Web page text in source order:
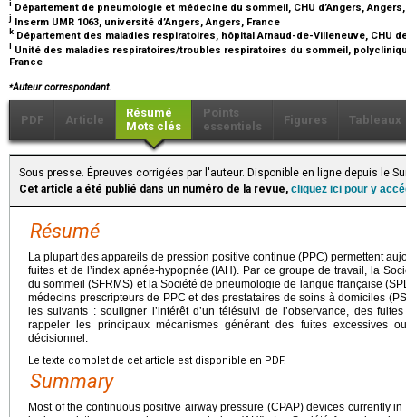
i Département de pneumologie et médecine du sommeil, CHU d’Angers,
j Inserm UMR 1063, université d’Angers, Angers, France
k Département des maladies respiratoires, hôpital Arnaud-de-Villeneuve, CHU
Unité des maladies respiratoires/troubles respiratoires du sommeil,
France
⁎Auteur correspondant.
PDF Article
Résumé
Mots clés
Points
essentiels
Figures Tableaux
Sous presse. Épreuves corrigées par l'auteur. Disponible en ligne depuis le
Cet article a été publié dans un numéro de la revue, cliquez ici pour y
Résumé
La plupart des appareils de pression positive continue (PPC) permettent
fuites et de l’index apnée-hypopnée (IAH). Par ce groupe de travail, la
du sommeil (SFRMS) et la Société de pneumologie de langue française
médecins prescripteurs de PPC et des prestataires de soins à domiciles
les suivants : souligner l’intérêt d’un télésuivi de l’observance, des
rappeler les principaux mécanismes générant des fuites excessives
décisionnel.
Le texte complet de cet article est disponible en PDF.
Summary
Most of the continuous positive airway pressure (CPAP) devices currently